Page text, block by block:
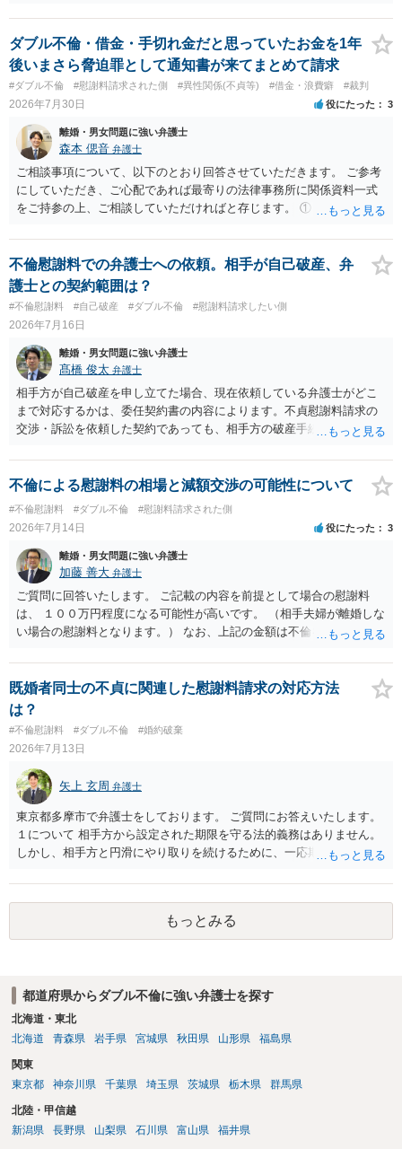
するデメリットはありますから（経済的、時間的、精神的負担等）、
反対にご自身が、裁判も辞さずという姿勢を示すことで、プラス
に働く可能性は有り得ます。 交渉で解決する多くの場合は、相手
が弁護士に依頼しているケースで、５０万円以下で合意できる場合は
稀であると思います。 通常は、６０万円から８０万円程度になる
ことが多いというのが私の印象です。 ２ 質問② ご記載の内容が
減額を進めるうえでの交渉材料かと思います。 なお、ご自身が離
婚しないことは、交渉材料にはならないかと思いますので、ご注意く
ださい。 また、相手夫婦の婚姻関係が既に破綻していたことや、
相手女性が結婚しているとは知らなかったと主張することもあります
が、 ケースバイケースですので、ご自身の場合にそれらの主張が
できるかはよくお考え下さい。 ３ 質問③ 違約金を５０万円とす
る旨の交渉をすることが妥当かどうかという基準はありません。
公序良俗に反するような金額では、その条項自体が無効になり得ます
が、 ２００万円でも、５０万円でも、公序良俗に反するほど高額
とはいえないと考えますので、 結局は、妥当かどうかというより
も、ご自身が納得できるかどうかという基準でお考えいただくといい
と思います。 そのうえで、合意できるかは、相手も納得できるか
否かにかかってはきますが。 ４ 質問④ ご記載の内容からは判断
できないのですが、 清算条項を記載しないで合意することはリス
クがありますので、むしろ、原則としては、清算条項を記載するべき
であるとお考えいただくといいです。 ご質問に対する回答は以上で
すが、可能であれば、ご依頼になるかは別として、お近くの弁護士に
直接相談されて、 今後の対応についてアドバイス等を求めることを
ダブル不倫・借金・手切れ金だと思っていたお金を1年
後いまさら脅迫罪として通知書が来てまとめて請求
#ダブル不倫 #慰謝料請求された側 #異性関係(不貞等) #借金・浪費癖 #裁判
2026年7月30日 役にたった 3
離婚・男女問題に強い弁護士
森本 偲音 弁護士
ご相談事項について、以下のとおり回答させていただきます。 ご参考
にしていただき、ご心配であれば最寄りの法律事務所に関係資料一式
をご持参の上、ご相談していただければと存じます。 ① このLINEの
される可能性はあるのか ⇒LINEを含む１００万円の貸付に至るまでの
やり取り等の経緯、誓約書の内容等を踏まえて、関係を清算するため
の 金銭であったと評価される可能性はあると考えます。 ② 「今後一
切関与しないなら100万円振り込む」というLINEや誓約書は、裁判上
どの程度証拠価値があるのか ⇒前後のやり取りや誓約書の具体的内容
を見ない限り、具体的な判断はできませんが、一定の証拠価値はある
と考えます。 ③ 借用書があっても、後から100万円を貸付扱いに変更
することは認められるのか。 ⇒おそらく１００万円は不当利得（受け
取る正当な権利がないのに利益を取得した）として返還請求されてい
るものかと推察しますので、 貸金返還ではないかと存じます。 ④ 私
は現在、収入も不安定で貯金もなくリボ払い借金が既に約100万あり。
今年に再婚したが主人はお金に厳しい為、一括で220万円を支払う事は
困難 仮に裁判で敗訴した場合でも、分割払いになる可能性はあります
か。 ⇒判決となり敗訴してしまった場合は、強制執行により不動産等
の財産を差し押さえられ、そこから債権回収が図られることになりま
すが、 和解であれば柔軟な解決が可能ですので、その場合は分割払
いにより支払うことも十分可能です。 ⑤ このような事情であれば、私
は120万円のみ和解交渉を続けるべきでしょうか。 ⇒ご相談者様の認
識を前提にすれば、１００万円も含めて返済する必要はないと考えら
れるため、 120万円のみについて交渉を続けることがベターかと存じ
ます。
不倫慰謝料での弁護士への依頼。相手が自己破産、弁
護士との契約範囲は？
#不倫慰謝料 #自己破産 #ダブル不倫 #慰謝料請求したい側
2026年7月16日
離婚・男女問題に強い弁護士
髙橋 俊太 弁護士
相手方が自己破産を申し立てた場合、現在依頼している弁護士がどこ
まで対応するかは、委任契約書の内容によります。不貞慰謝料請求の
交渉・訴訟を依頼した契約であっても、相手方の破産手続への対応、
等まで当然に含まれているとは限りません。そのため、追加費用が発
生するかどうかは、まず委任契約書と弁護士の説明を確認した方がよ
いでしょう。 成功報酬についても、契約内容次第です。通常は、実際
に回収できた金額を基準に報酬が発生する契約が多いと思われます
が、「請求額を認めさせた場合」や「和解成立時」など、回収前に報
酬が発生する定めになっている可能性もあります。 依頼している弁護
士に、破産手続への意見申述まで契約内で対応してもらえるのか、追
加費用はかかるか、免責された場合に成功報酬が発生するのか、非免
責債権として争う見込みがあるのかを確認されるとよいと思います。
不倫による慰謝料の相場と減額交渉の可能性について
#不倫慰謝料 #ダブル不倫 #慰謝料請求された側
2026年7月14日 役にたった 3
離婚・男女問題に強い弁護士
加藤 善大 弁護士
ご質問に回答いたします。 ご記載の内容を前提として場合の慰謝料
は、 １００万円程度になる可能性が高いです。 （相手夫婦が離婚しな
い場合の慰謝料となります。） なお、上記の金額は不倫をした２名が
半額程度の支払を求める、 求償ができることになります。 その求償権
を放棄する場合の慰謝料相場は、６０万円から８０万円程度になるこ
とが多いです。 （相手夫婦が離婚しませんので、減額してでも求償権
を放棄してもらうメリットがあることになります。） ５年後に離婚す
る可能性について、慰謝料額に影響が出る可能性はないと考えます。
最後に、ご依頼になる場合の弁護士費用は、ご依頼になる弁護士によ
り異なりますので、直接ご確認いただくといいですよ。 ご質問に対す
る回答は以上ですが、可能であれば、ご依頼になるかは別にして、お
近くの弁護士に直接相談されて、今後の対応についてアドバイスを求
めることをおすすめいたします。 ご参考にしていただけますと幸いで
す。
既婚者同士の不貞に関連した慰謝料請求の対応方法
は？
#不倫慰謝料 #ダブル不倫 #婚約破棄
2026年7月13日
矢上 玄周 弁護士
東京都多摩市で弁護士をしております。 ご質問にお答えいたします。
１について 相手方から設定された期限を守る法的義務はありません。
しかし、相手方と円滑にやり取りを続けるために、一応期限を守って
が、期限を守らないのもご不安という場合には、「弁護士に相談して
から連絡するので少々お待ちください」という旨の連絡を入れておく
こともあります。 ２について 求償権の請求と婚約破棄の慰謝料請求
は、法的には別の議論ではありますが、事実上の繋がりがないわけで
負担割合が高くなり、婚約破棄の慰謝料も払う必要が生じるという可
能性もないわけではありません。 ただし、法律上重婚は認められてい
ないので、既婚者同士の婚約が成立するかといわれると、成立しない
際には、清算条項という定めを設けることがほとんどです。 清算条項
を定めることによって、「これをもってお互いに今後一切請求しな
い」ことを双方が誓約することになります。 上記はあくまでも一般論
答ができるかと存じます。 弁護士に相談すべき事案かと存じますの
もっとみる
都道府県からダブル不倫に強い弁護士を探す
北海道・東北
北海道
青森県 岩手県 宮城県 秋田県 山形県 福島県
関東
東京都
神奈川県 千葉県 埼玉県 茨城県 栃木県 群馬県
北陸・甲信越
新潟県
長野県 山梨県 石川県 富山県 福井県